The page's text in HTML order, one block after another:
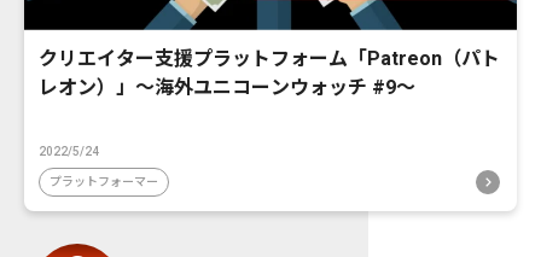
クリエイター支援プラットフォーム「Patreon（パト
レオン）」〜海外ユニコーンウォッチ #9〜
2022/5/24
プラットフォーマー